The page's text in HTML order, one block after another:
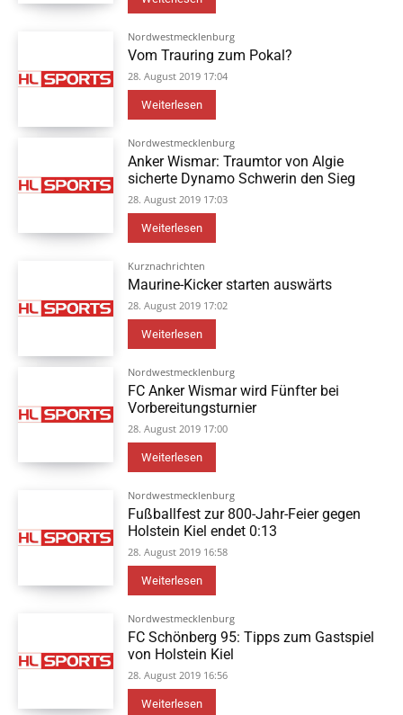
Nordwestmecklenburg
Vom Trauring zum Pokal?
28. August 2019 17:04
Weiterlesen
Nordwestmecklenburg
Anker Wismar: Traumtor von Algie
sicherte Dynamo Schwerin den Sieg
28. August 2019 17:03
Weiterlesen
Kurznachrichten
Maurine-Kicker starten auswärts
28. August 2019 17:02
Weiterlesen
Nordwestmecklenburg
FC Anker Wismar wird Fünfter bei
Vorbereitungsturnier
28. August 2019 17:00
Weiterlesen
Nordwestmecklenburg
Fußballfest zur 800-Jahr-Feier gegen
Holstein Kiel endet 0:13
28. August 2019 16:58
Weiterlesen
Nordwestmecklenburg
FC Schönberg 95: Tipps zum Gastspiel
von Holstein Kiel
28. August 2019 16:56
Weiterlesen